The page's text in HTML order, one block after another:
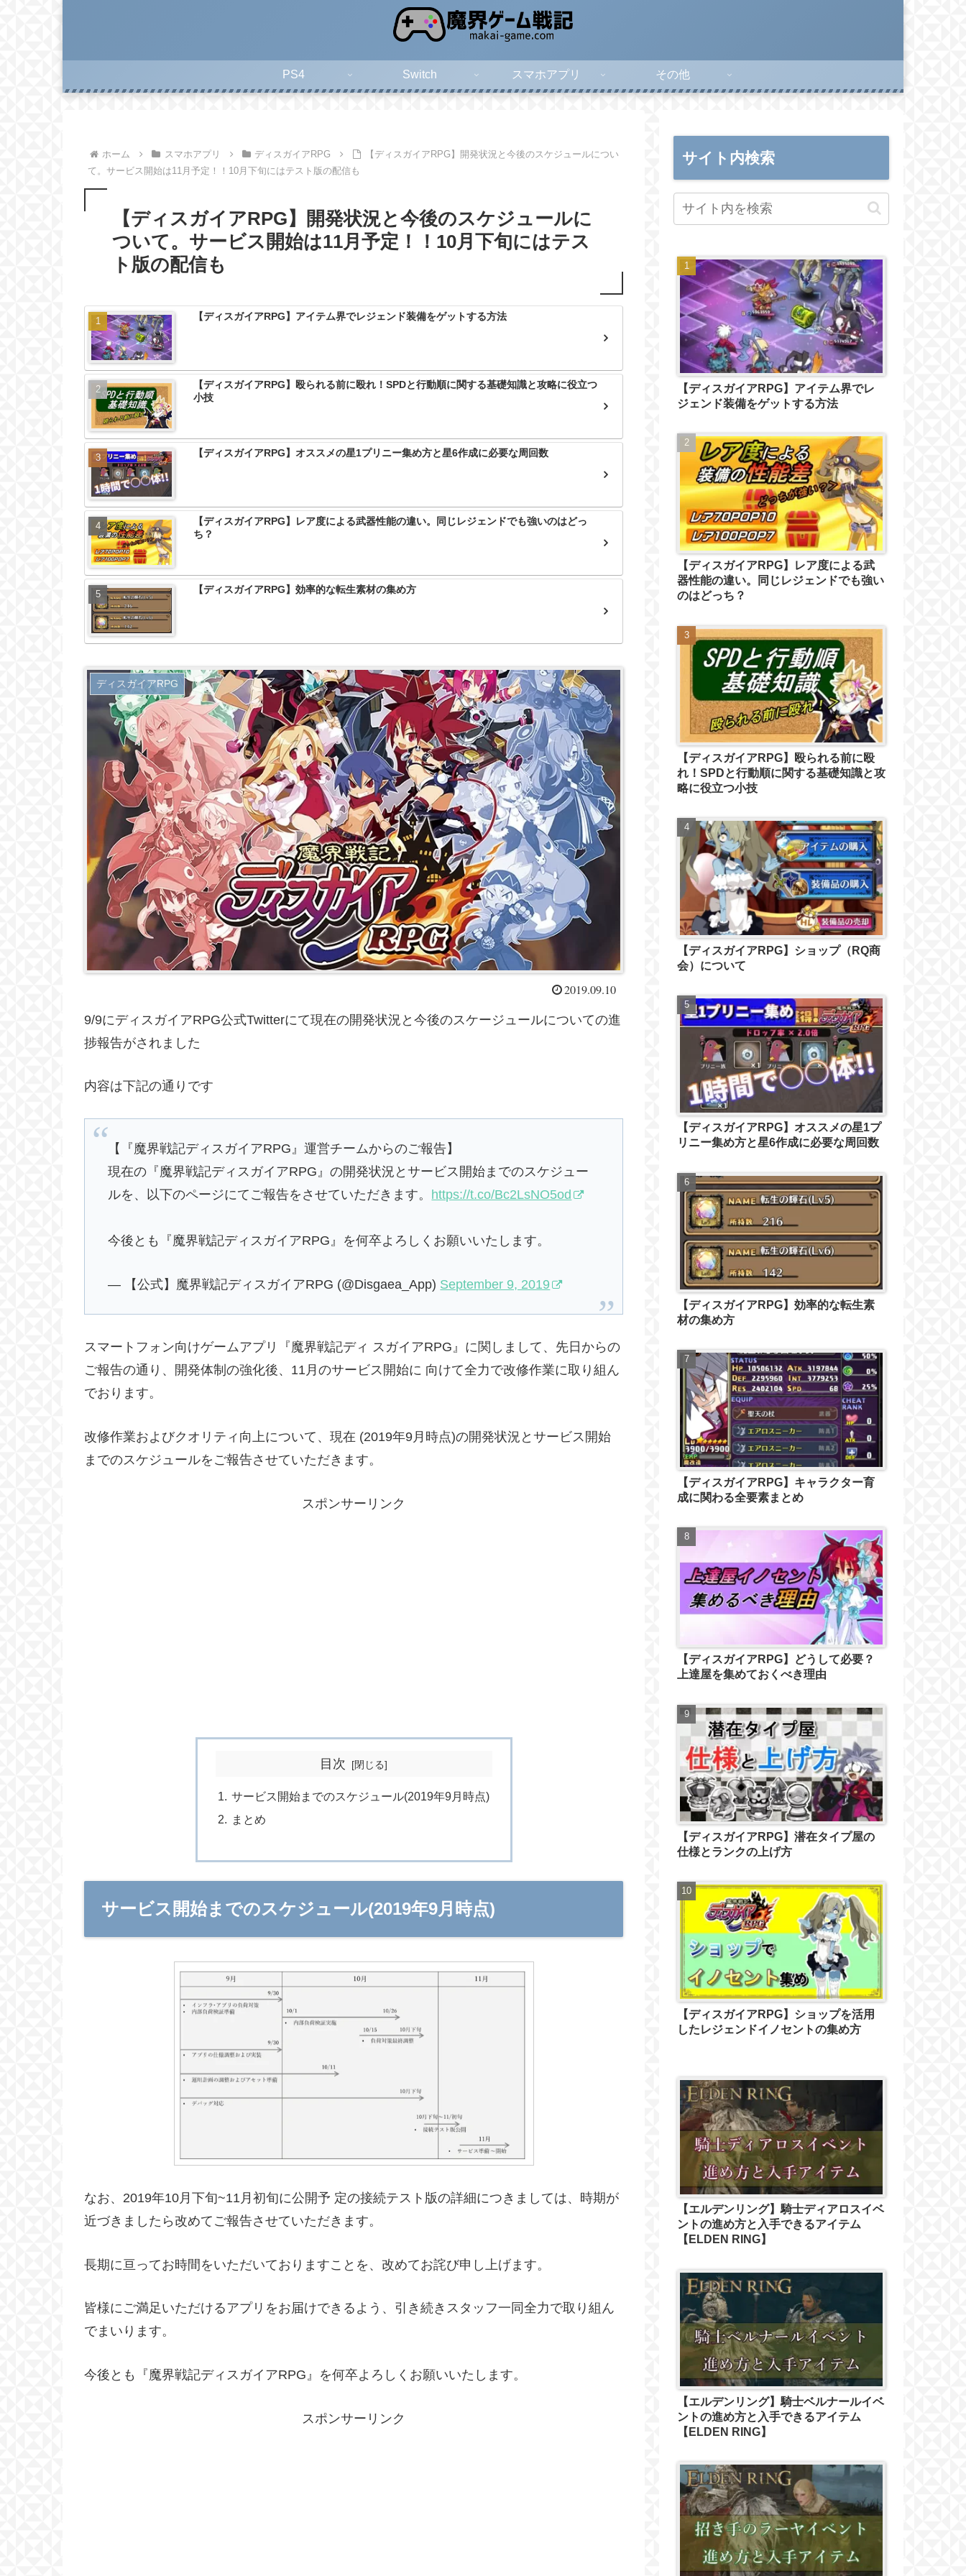
PS4 Switch スマホアプリ その他
ホーム スマホアプリ ディスガイアRPG
【ディスガイアRPG】開発状況と今後のスケジュールについ
て。サービス開始は11月予定！！10月下旬にはテスト版の配信も
【ディスガイアRPG】開発状況と今後のスケジュールに
ついて。サービス開始は11月予定！！10月下旬にはテス
ト版の配信も
【ディスガイアRPG】アイテム界でレジェンド装備をゲットする方法
【ディスガイアRPG】殴られる前に殴れ！SPDと行動順に関する基礎知識と攻略に役立つ
小技
【ディスガイアRPG】オススメの星1プリニー集め方と星6作成に必要な周回数
【ディスガイアRPG】レア度による武器性能の違い。同じレジェンドでも強いのはどっ
ち？
【ディスガイアRPG】効率的な転生素材の集め方
ディスガイアRPG
2019.09.10
9/9にディスガイアRPG公式Twitterにて現在の開発状況と今後のスケージュールについての進
捗報告がされました
内容は下記の通りです
【『魔界戦記ディスガイアRPG』運営チームからのご報告】
現在の『魔界戦記ディスガイアRPG』の開発状況とサービス開始までのスケジュー
ルを、以下のページにてご報告をさせていただきます。 https://t.co/Bc2LsNO5od
今後とも『魔界戦記ディスガイアRPG』を何卒よろしくお願いいたします。
— 【公式】魔界戦記ディスガイアRPG (@Disgaea_App) September 9, 2019
スマートフォン向けゲームアプリ『魔界戦記ディ スガイアRPG』に関しまして、先日からの
ご報告の通り、開発体制の強化後、11月のサービス開始に 向けて全力で改修作業に取り組ん
でおります。
改修作業およびクオリティ向上について、現在 (2019年9月時点)の開発状況とサービス開始
までのスケジュールをご報告させていただきます。
スポンサーリンク
目次
サービス開始までのスケジュール(2019年9月時点)
まとめ
サービス開始までのスケジュール(2019年9月時点)
なお、2019年10月下旬~11月初旬に公開予 定の接続テスト版の詳細につきましては、時期が
近づきましたら改めてご報告させていただきます。
長期に亘ってお時間をいただいておりますことを、改めてお詫び申し上げます。
皆様にご満足いただけるアプリをお届けできるよう、引き続きスタッフ一同全力で取り組ん
でまいります。
今後とも『魔界戦記ディスガイアRPG』を何卒よろしくお願いいたします。
スポンサーリンク
サイト内検索
【ディスガイアRPG】アイテム界でレ
ジェンド装備をゲットする方法
【ディスガイアRPG】レア度による武
器性能の違い。同じレジェンドでも強い
のはどっち？
【ディスガイアRPG】殴られる前に殴
れ！SPDと行動順に関する基礎知識と攻
略に役立つ小技
【ディスガイアRPG】ショップ（RQ商
会）について
【ディスガイアRPG】オススメの星1プ
リニー集め方と星6作成に必要な周回数
【ディスガイアRPG】効率的な転生素
材の集め方
【ディスガイアRPG】キャラクター育
成に関わる全要素まとめ
【ディスガイアRPG】どうして必要？
上達屋を集めておくべき理由
【ディスガイアRPG】潜在タイプ屋の
仕様とランクの上げ方
【ディスガイアRPG】ショップを活用
したレジェンドイノセントの集め方
【エルデンリング】騎士ディアロスイベ
ントの進め方と入手できるアイテム
【ELDEN RING】
【エルデンリング】騎士ベルナールイベ
ントの進め方と入手できるアイテム
【ELDEN RING】